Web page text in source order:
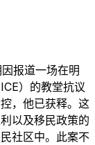
报道一场在明
）的教堂抗议
，他已获释。这
以及移民政策的
社区中。此案不